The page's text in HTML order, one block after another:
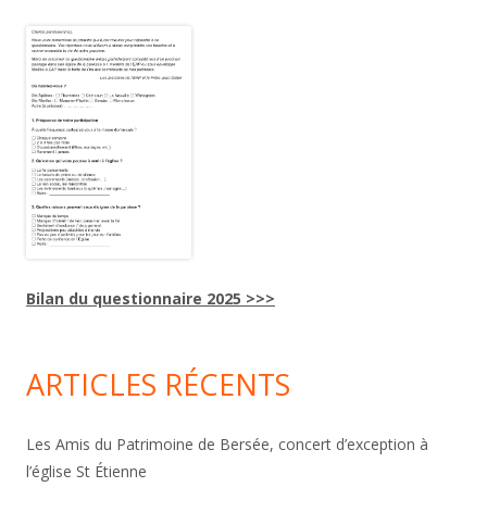
Bilan du questionnaire 2025 >>>
ARTICLES RÉCENTS
Les Amis du Patrimoine de Bersée, concert d’exception à
l’église St Étienne